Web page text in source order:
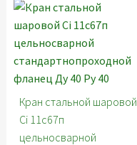
Кран стальной шаровой
Ci 11с67п
цельносварной